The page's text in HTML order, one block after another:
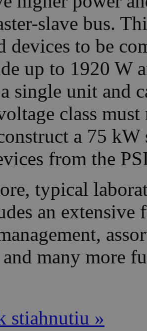
slave bus.
devices to be
up to 1920 W
single unit and
class
a 75
from the
typical
an extensive
many more
stiahnutiu »